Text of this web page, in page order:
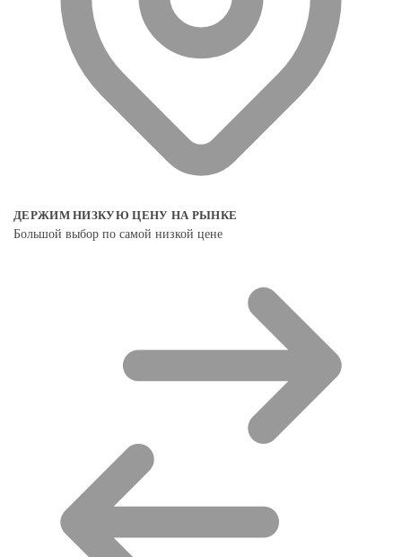
ДЕРЖИМ НИЗКУЮ ЦЕНУ НА РЫНКЕ
Большой выбор по самой низкой цене